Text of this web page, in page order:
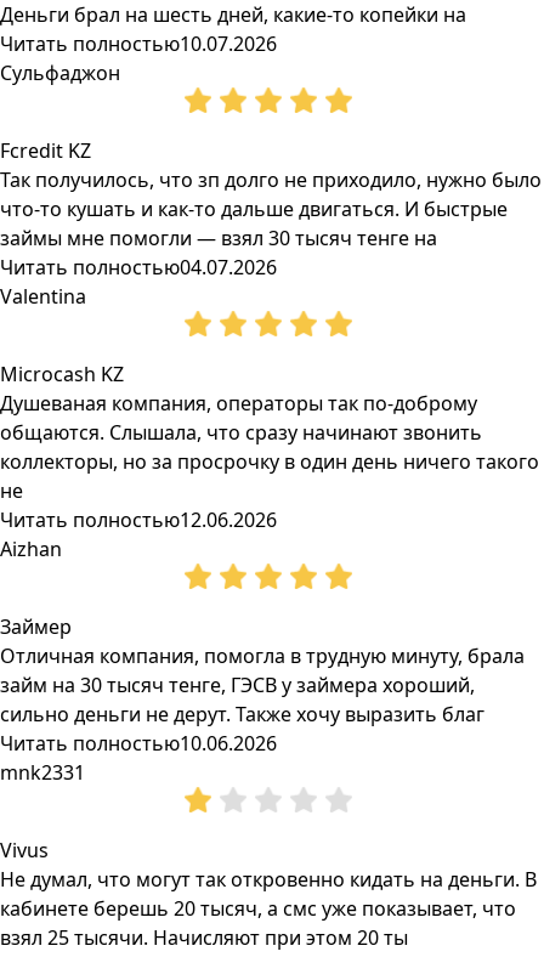
Деньги брал на шесть дней, какие-то копейки на
Читать полностью10.07.2026
Сульфаджон
Fcredit KZ
Так получилось, что зп долго не приходило, нужно было
что-то кушать и как-то дальше двигаться. И быстрые
займы мне помогли — взял 30 тысяч тенге на
Читать полностью04.07.2026
Valentina
Microcash KZ
Душеваная компания, операторы так по-доброму
общаются. Слышала, что сразу начинают звонить
коллекторы, но за просрочку в один день ничего такого
не
Читать полностью12.06.2026
Aizhan
Займер
Отличная компания, помогла в трудную минуту, брала
займ на 30 тысяч тенге, ГЭСВ у займера хороший,
сильно деньги не дерут. Также хочу выразить благ
Читать полностью10.06.2026
mnk2331
Vivus
Не думал, что могут так откровенно кидать на деньги. В
кабинете берешь 20 тысяч, а смс уже показывает, что
взял 25 тысячи. Начисляют при этом 20 ты